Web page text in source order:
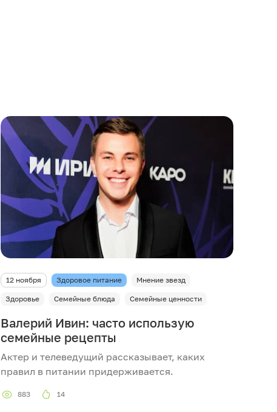
12 ноября Здоровое питание Мнение звезд
Здоровье Семейные блюда Семейные ценности
Валерий Ивин: часто использую
семейные рецепты
Актер и телеведущий рассказывает, каких
правил в питании придерживается.
883 14